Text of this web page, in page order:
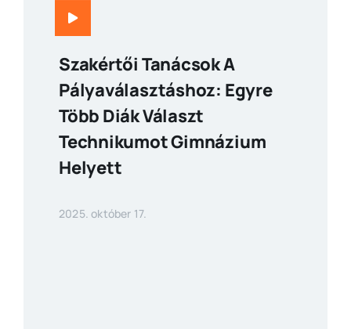
Szakértői Tanácsok A
Pályaválasztáshoz: Egyre
Több Diák Választ
Technikumot Gimnázium
Helyett
2025. október 17.